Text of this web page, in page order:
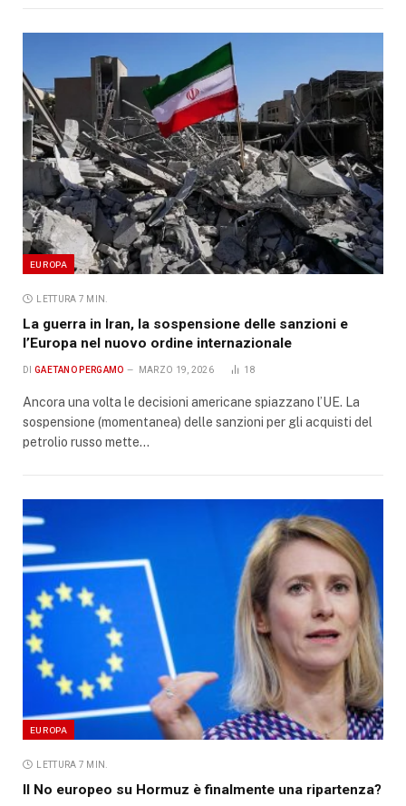
EUROPA
LETTURA 7 MIN.
La guerra in Iran, la sospensione delle sanzioni e
l’Europa nel nuovo ordine internazionale
DI GAETANO PERGAMO MARZO 19, 2026 18
Ancora una volta le decisioni americane spiazzano l’UE. La
sospensione (momentanea) delle sanzioni per gli acquisti del
petrolio russo mette…
EUROPA
LETTURA 7 MIN.
Il No europeo su Hormuz è finalmente una ripartenza?